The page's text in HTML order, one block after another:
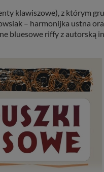
klawiszowe), z którym
– harmonijka ustna
bluesowe riffy z autorską